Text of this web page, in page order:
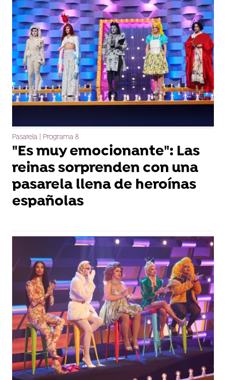
Pasarela | Programa 8
"Es muy emocionante": Las
reinas sorprenden con una
pasarela llena de heroínas
españolas